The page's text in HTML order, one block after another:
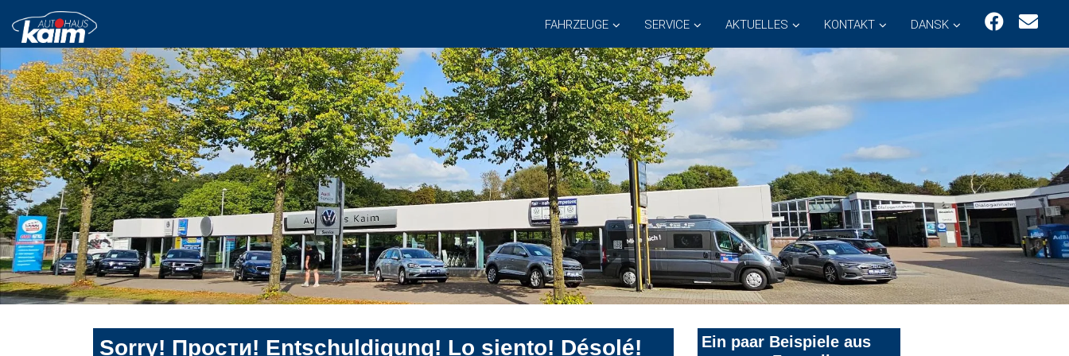
FAHRZEUGE SERVICE AKTUELLES KONTAKT DANSK
Sorry! Прости! Entschuldigung! Lo siento! Désolé!
Ein paar Beispiele aus